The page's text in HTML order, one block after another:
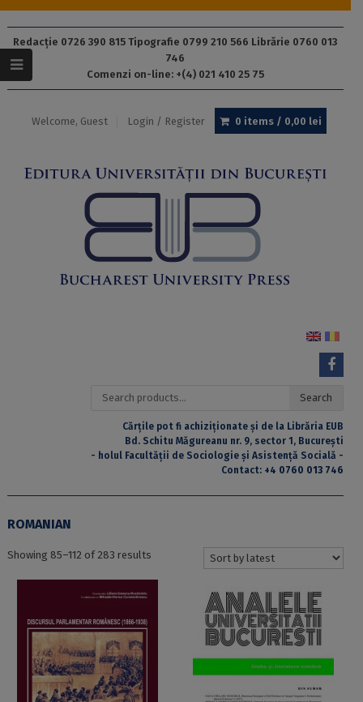
Redacție 0726 390 815 Tipografie 0799 210 566 Librărie 0760 013
746
Comenzi on-line: +(4) 021 410 25 75
Welcome, Guest Login / Register 0 items / 0,00 lei
Search
Search
Cărțile pot fi achiziționate și de la Librăria EUB
Bd. Schitu Măgureanu nr. 9, sector 1, București
- holul Facultății de Sociologie și Asistență Socială -
Contact: +4 0760 013 746
ROMANIAN
Showing 85–112 of 283 resultsSorted